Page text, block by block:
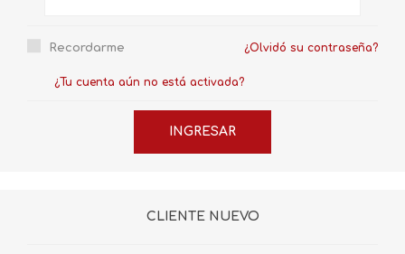
Recordarme ¿Olvidó su contraseña?
¿Tu cuenta aún no está activada?
CLIENTE NUEVO